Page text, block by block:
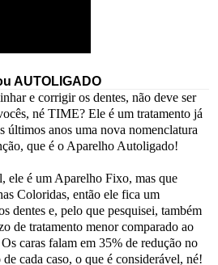
AUTOLIGADO
e corrigir os dentes, não deve ser
né TIME? Ele é um tratamento já
últimos anos uma nova nomenclatura
que é o Aparelho Autoligado!
ele é um Aparelho Fixo, mas que
Coloridas, então ele fica um
dentes e, pelo que pesquisei, também
de tratamento menor comparado ao
caras falam em 35% de redução no
cada caso, o que é considerável, né!